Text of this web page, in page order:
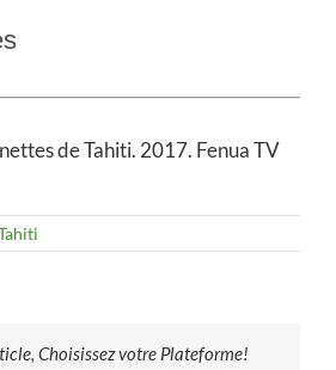
de Tahiti. 2017. Fenua TV
Choisissez votre Plateforme!